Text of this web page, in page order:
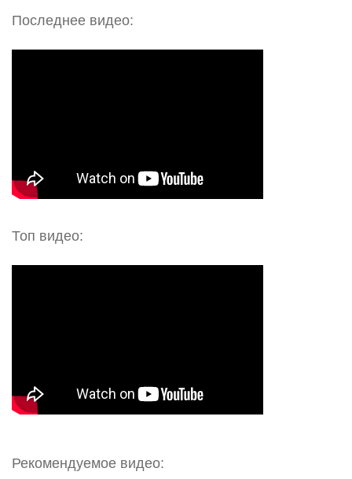
Последнее видео:
Топ видео:
Рекомендуемое видео: